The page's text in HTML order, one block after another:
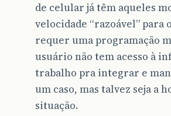
de celular já têm aqueles
velocidade “razoável” para
requer uma programação
usuário não tem acesso à
trabalho pra integrar e
um caso, mas talvez seja a
situação.